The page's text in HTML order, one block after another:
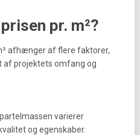
pr. m²?
afhænger af flere faktorer,
projektets omfang og
varierer
og egenskaber.